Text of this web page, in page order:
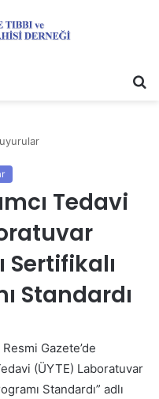
Tedavi
Standardı
Gazete’de
(ÜYTE) Laboratuvar
Standardı” adlı